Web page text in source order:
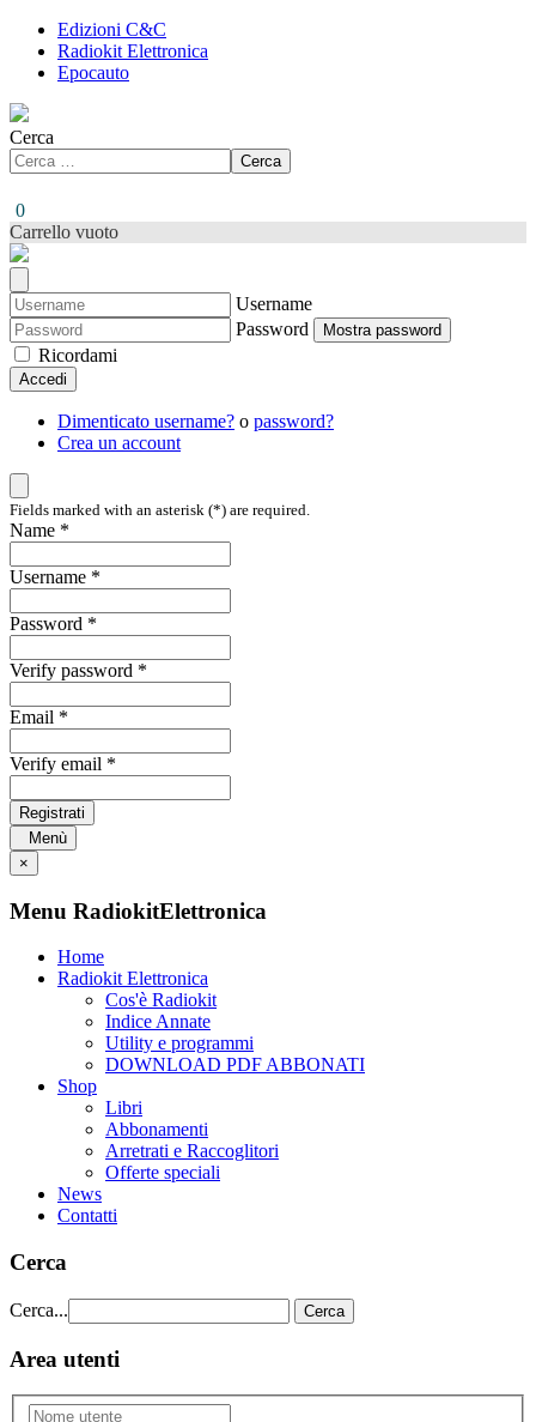
Edizioni C&C
Radiokit Elettronica
Epocauto
Cerca
Cerca
0
Carrello vuoto
Username
Password
Mostra password
Ricordami
Accedi
Dimenticato username? o password?
Crea un account
Fields marked with an asterisk (*) are required.
Name *
Username *
Password *
Verify password *
Email *
Verify email *
Registrati
Menù
×
Menu RadiokitElettronica
Home
Radiokit Elettronica
Cos'è Radiokit
Indice Annate
Utility e programmi
DOWNLOAD PDF ABBONATI
Shop
Libri
Abbonamenti
Arretrati e Raccoglitori
Offerte speciali
News
Contatti
Cerca
Cerca... Cerca
Area utenti